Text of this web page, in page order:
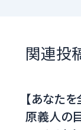
関連投
【あなた
原義人の